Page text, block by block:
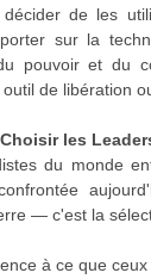
de les
sur la
pouvoir et du
de libération
les
du monde
— c'est la
à ce que